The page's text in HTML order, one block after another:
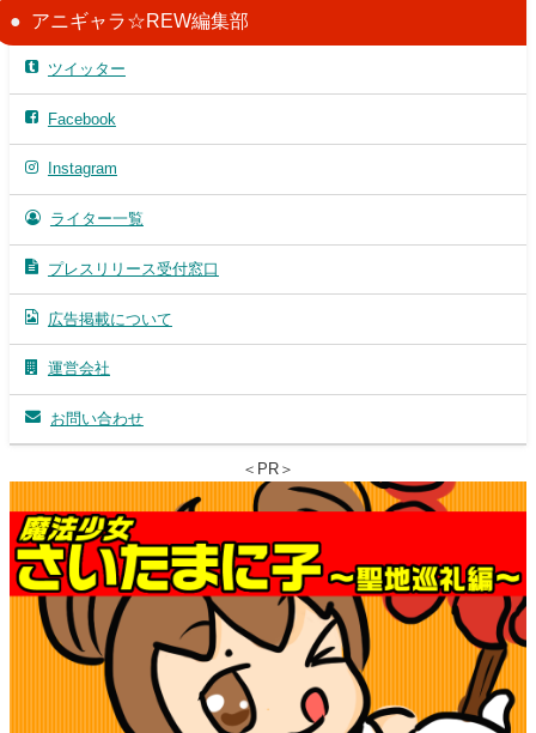
アニギャラ☆REW編集部
ツイッター
Facebook
Instagram
ライター一覧
プレスリリース受付窓口
広告掲載について
運営会社
お問い合わせ
＜PR＞